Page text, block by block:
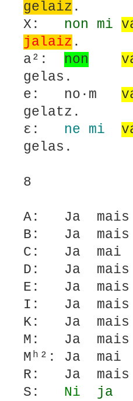
gelaiz .
X: non mi
jalaiz .
a²: non
e: no·m
gelatz.
ε: ne mi
gelas.
8
A: Ja
B: Ja mais
C: Ja mai
D: Ja
E: Ja mais
I: Ja mais
K: Ja mais
M: Ja
Mʰ²: Ja
R: Ja
S: Ni ja